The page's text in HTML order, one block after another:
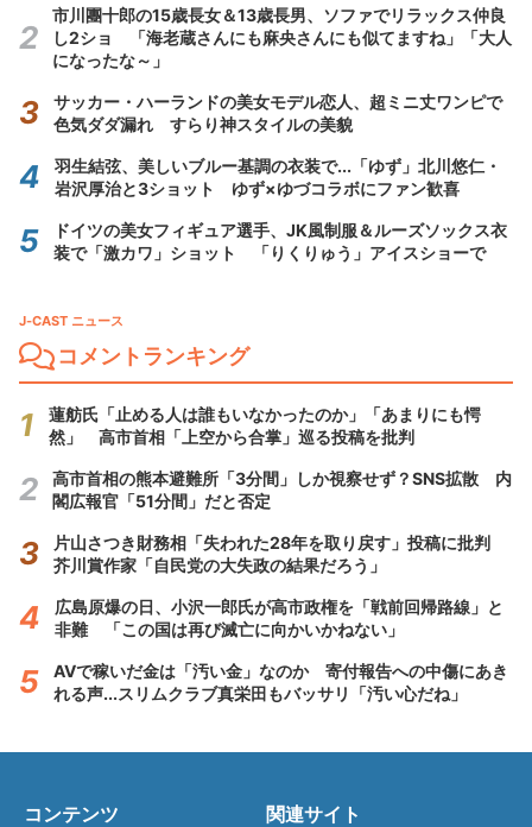
市川團十郎の15歳長女＆13歳長男、ソファでリラックス仲良
し2ショ 「海老蔵さんにも麻央さんにも似てますね」「大人
になったな～」
サッカー・ハーランドの美女モデル恋人、超ミニ丈ワンピで
色気ダダ漏れ すらり神スタイルの美貌
羽生結弦、美しいブルー基調の衣装で...「ゆず」北川悠仁・
岩沢厚治と3ショット ゆず×ゆづコラボにファン歓喜
ドイツの美女フィギュア選手、JK風制服＆ルーズソックス衣
装で「激カワ」ショット 「りくりゅう」アイスショーで
J-CAST ニュース
コメントランキング
蓮舫氏「止める人は誰もいなかったのか」「あまりにも愕
然」 高市首相「上空から合掌」巡る投稿を批判
高市首相の熊本避難所「3分間」しか視察せず？SNS拡散 内
閣広報官「51分間」だと否定
片山さつき財務相「失われた28年を取り戻す」投稿に批判
芥川賞作家「自民党の大失政の結果だろう」
広島原爆の日、小沢一郎氏が高市政権を「戦前回帰路線」と
非難 「この国は再び滅亡に向かいかねない」
AVで稼いだ金は「汚い金」なのか 寄付報告への中傷にあき
れる声...スリムクラブ真栄田もバッサリ「汚い心だね」
コンテンツ 関連サイト